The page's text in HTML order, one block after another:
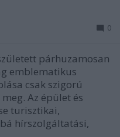
0
párhuzamosan
emblematikus
csak szigorú
Az épület és
turisztikai,
hírszolgáltatási,